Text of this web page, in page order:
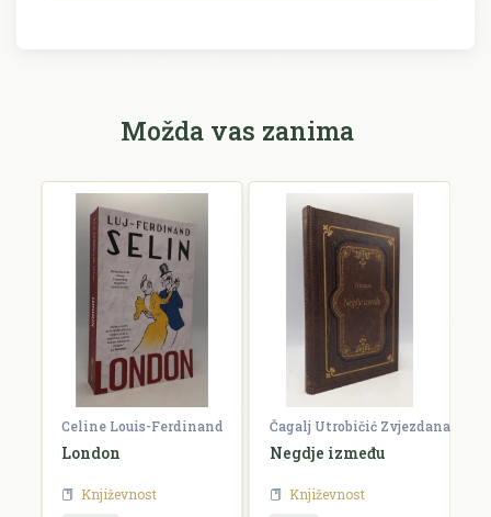
Možda vas zanima
Celine Louis-Ferdinand
London
Književnost
Čagalj Utrobičić Zvjezdana
Negdje između
Književnost